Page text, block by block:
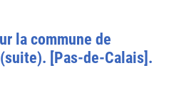
la commune de
[Pas-de-Calais].